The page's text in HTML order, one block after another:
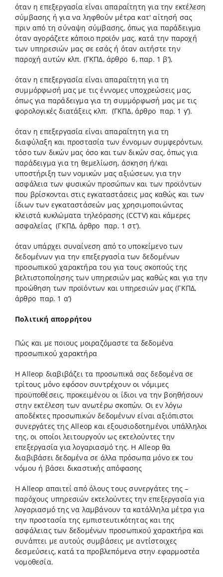
όταν η επεξεργασία είναι απαραίτητη για την εκτέλεση
σύμβασης ή για να ληφθούν μέτρα κατ' αίτησή σας
πριν από τη σύναψη σύμβασης, όπως για παράδειγμα
όταν αγοράζετε κάποιο προϊόν μας, κατά την παροχή
των υπηρεσιών μας σε εσάς ή όταν αιτήστε την
παροχή αυτών κλπ. (ΓΚΠΔ, άρθρο 6, παρ. 1 β’),
όταν η επεξεργασία είναι απαραίτητη για τη
συμμόρφωσή μας με τις έννομες υποχρεώσεις μας,
όπως για παράδειγμα για τη συμμόρφωσή μας με τις
φορολογικές διατάξεις κλπ. (ΓΚΠΔ, άρθρο παρ. 1 γ’).
όταν η επεξεργασία είναι απαραίτητη για τη
διαφύλαξη και προστασία των έννομων συμφερόντων,
τόσο των δικών μας όσο και των δικών σας, όπως για
παράδειγμα για τη θεμελίωση, άσκηση ή/και
υποστήριξη των νομικών μας αξιώσεων, για την
ασφάλεια των φυσικών προσώπων και των προϊόντων
που βρίσκονται στις εγκαταστάσεις μας καθώς και των
ίδιων των εγκαταστάσεών μας χρησιμοποιώντας
κλειστά κυκλώματα τηλεόρασης (CCTV) και κάμερες
ασφαλείας (ΓΚΠΔ, άρθρο παρ. 1 στ’).
όταν υπάρχει συναίνεση από το υποκείμενο των
δεδομένων για την επεξεργασία των δεδομένων
προσωπικού χαρακτήρα του για τους σκοπούς της
βελτιστοποίησης των υπηρεσιών μας καθώς και για την
προώθηση των προϊόντων και υπηρεσιών μας (ΓΚΠΔ,
άρθρο παρ. 1 α’)
Πολιτική απορρήτου
Πώς και με ποιους μοιραζόμαστε τα δεδομένα
προσωπικού χαρακτήρα
Η Alleop διαβιβάζει τα προσωπικά σας δεδομένα σε
τρίτους μόνο εφόσον συντρέχουν οι νόμιμες
προϋποθέσεις, προκειμένου οι ίδιοι να την βοηθήσουν
στην εκτέλεση των ανωτέρω σκοπών. Οι εν λόγω
αποδέκτες προσωπικών δεδομένων είναι αξιόπιστοι
συνεργάτες της Alleop και εξουσιοδοτημένοι υπάλληλοι
της, οι οποίοι λειτουργούν ως εκτελούντες την
επεξεργασία για λογαριασμό της. Η Alleop θα
διαβιβάσει δεδομένα σε άλλα πρόσωπα μόνο εκ του
νόμου ή βάσει δικαστικής απόφασης
Η Alleop απαιτεί από όλους τους συνεργάτες της –
παρόχους υπηρεσιών εκτελούντες την επεξεργασία για
λογαριασμό της να λαμβάνουν τα κατάλληλα μέτρα για
την προστασία της εμπιστευτικότητας και της
ασφάλειας των δεδομένων προσωπικού χαρακτήρα και
συνάπτει με αυτούς συμβάσεις με αντίστοιχες
δεσμεύσεις, κατά τα προβλεπόμενα στην εφαρμοστέα
νομοθεσία.